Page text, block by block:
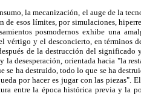
la mecanización, el auge de la
esos límites, por simulaciones,
posmodernos exhibe una
vértigo y el desconcierto, en términos
de la destrucción del significado
desesperación, orientada hacia "la
se ha destruido, todo lo que se ha
por hacer es jugar con las piezas".
entre la época histórica previa y la